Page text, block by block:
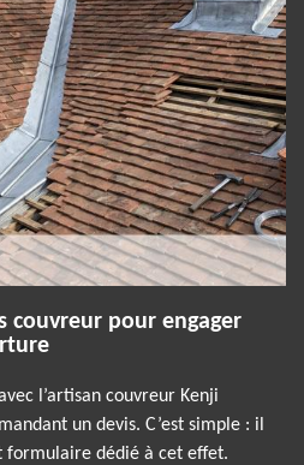
couvreur pour engager
l’artisan couvreur Kenji
un devis. C’est simple : il
dédié à cet effet.